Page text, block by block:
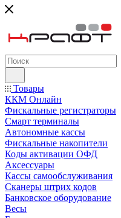
Товары
ККМ Онлайн
Фискальные регистраторы
Смарт терминалы
Автономные кассы
Фискальные накопители
Коды активации ОФД
Аксессуары
Кассы самообслуживания
Сканеры штрих кодов
Банковское оборудование
Весы